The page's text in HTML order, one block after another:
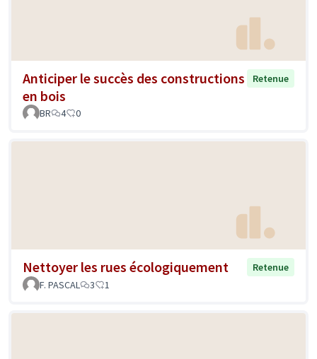
Anticiper le succès des constructions
en bois
Retenue
BR 4 0
Nettoyer les rues écologiquement
Retenue
F. PASCAL
3 1